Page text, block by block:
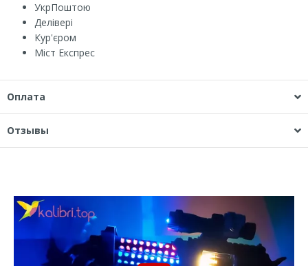
УкрПоштою
Делівері
Кур'єром
Міст Експрес
Оплата
Отзывы